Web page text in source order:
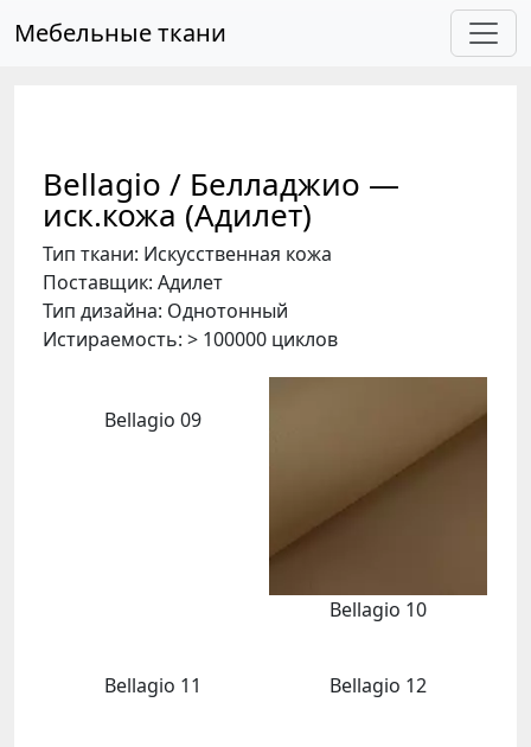
Мебельные ткани
Bellagio / Белладжио —
иск.кожа (Адилет)
Тип ткани: Искусственная кожа
Поставщик: Адилет
Тип дизайна: Однотонный
Истираемость: > 100000 циклов
Bellagio 09
Bellagio 10
Bellagio 11 Bellagio 12